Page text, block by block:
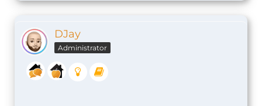
DJay
Administrator